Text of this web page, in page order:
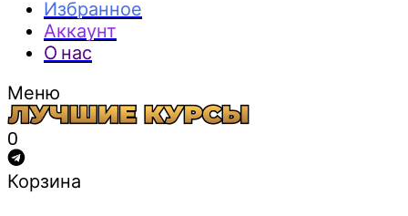
Избранное
Аккаунт
О нас
Меню
0
Корзина